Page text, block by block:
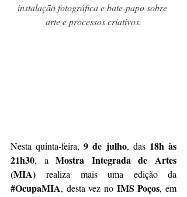
instalação fotográfica e bate-papo sobre
arte e processos criativos.
Nesta quinta-feira, 9 de julho, das 18h às
21h30, a Mostra Integrada de Artes
(MIA)
#OcupaMIA, desta vez no IMS Poços, em